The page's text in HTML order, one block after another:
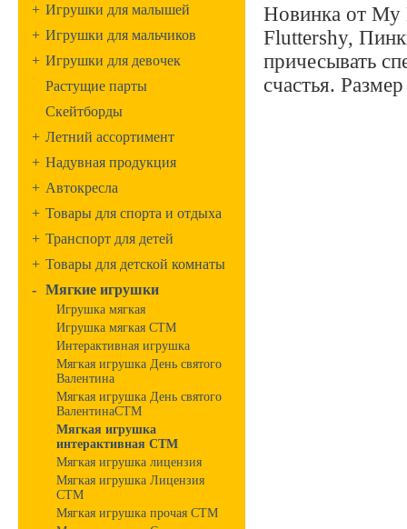
+ Игрушки для малышей
+ Игрушки для мальчиков
+ Игрушки для девочек
Растущие парты
Скейтборды
+ Летний ассортимент
+ Надувная продукция
+ Автокресла
+ Товары для спорта и отдыха
+ Транспорт для детей
+ Товары для детской комнаты
- Мягкие игрушки
Игрушка мягкая
Игрушка мягкая СТМ
Интерактивная игрушка
Мягкая игрушка День святого
Валентина
Мягкая игрушка День святого
ВалентинаСТМ
Мягкая игрушка
интерактивная СТМ
Мягкая игрушка лицензия
Мягкая игрушка Лицензия
СТМ
Мягкая игрушка прочая СТМ
Новинка от My
Fluttershy,
причесывать
счастья.